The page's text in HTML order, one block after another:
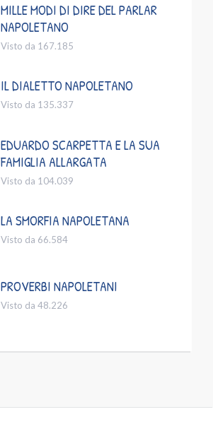
MILLE MODI DI DIRE DEL PARLAR
NAPOLETANO
Visto da 167.185
IL DIALETTO NAPOLETANO
Visto da 135.337
EDUARDO SCARPETTA E LA SUA
FAMIGLIA ALLARGATA
Visto da 104.039
LA SMORFIA NAPOLETANA
Visto da 66.584
PROVERBI NAPOLETANI
Visto da 48.226